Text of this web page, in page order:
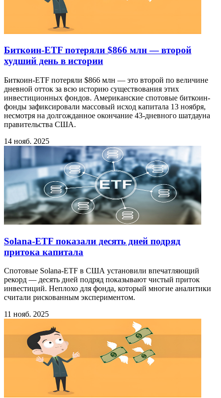
Биткоин-ETF потеряли $866 млн — второй
худший день в истории
Биткоин-ETF потеряли $866 млн — это второй по величине
дневной отток за всю историю существования этих
инвестиционных фондов. Американские спотовые биткоин-
фонды зафиксировали массовый исход капитала 13 ноября,
несмотря на долгожданное окончание 43-дневного шатдауна
правительства США.
14 нояб. 2025
Solana-ETF показали десять дней подряд
притока капитала
Спотовые Solana-ETF в США установили впечатляющий
рекорд — десять дней подряд показывают чистый приток
инвестиций. Неплохо для фонда, который многие аналитики
считали рискованным экспериментом.
11 нояб. 2025